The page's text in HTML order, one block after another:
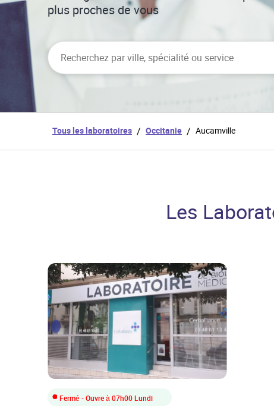
plus proches de vous
City, State/Province, Zip or City & Country
Tous les laboratoires / Occitanie / Aucamville
Les
Fermé - Ouvre à07h00Lundi